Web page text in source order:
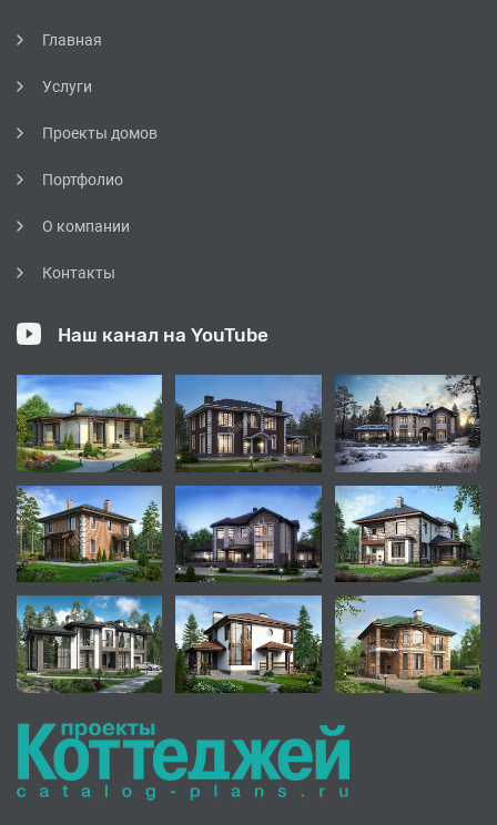
Главная
Услуги
Проекты домов
Портфолио
О компании
Контакты
Наш канал на YouTube